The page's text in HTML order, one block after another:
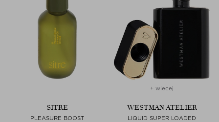
SITRE
PLEASURE BOOST
+ więcej
WESTMAN ATELIER
LIQUID SUPER LOADED